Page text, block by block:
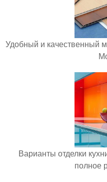
Удобный и качественный
Варианты отделки
полное